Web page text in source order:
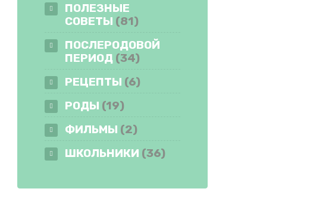
ПОЛЕЗНЫЕ
СОВЕТЫ (81)
ПОСЛЕРОДОВОЙ
ПЕРИОД (34)
РЕЦЕПТЫ (6)
РОДЫ (19)
ФИЛЬМЫ (2)
ШКОЛЬНИКИ (36)